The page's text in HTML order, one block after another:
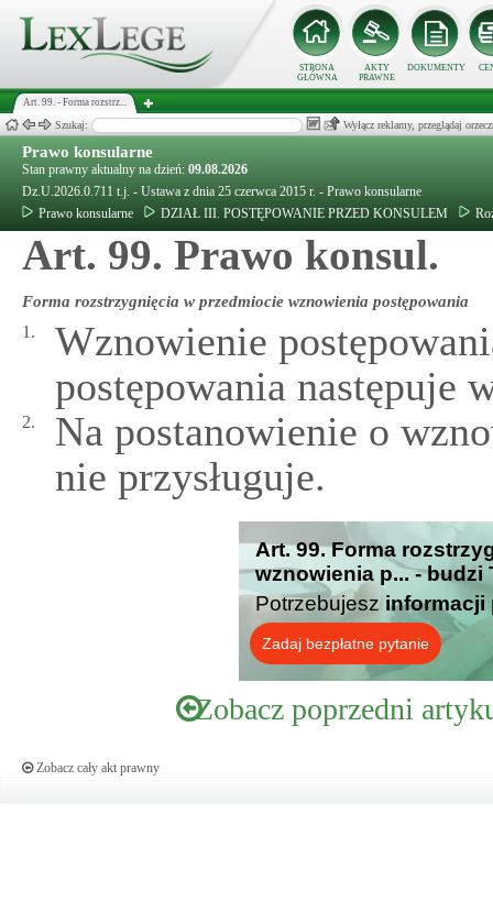
STRONA
GŁÓWNA
AKTY
PRAWNE
DOKUMENTY
Art. 99. - Forma rozstrz...
Szukaj: Wyłącz reklamy, przeglądaj
Prawo konsularne
Stan prawny aktualny na dzień: 09.08.2026
Dz.U.2026.0.711 t.j. - Ustawa z dnia 25 czerwca 2015 r. - Prawo konsularne
Prawo konsularne
DZIAŁ III. POSTĘPOWANIE PRZED KONSULEM
Art. 99. Prawo konsul.
Forma rozstrzygnięcia w przedmiocie wznowienia postępowania
1.
Wznowienie
postępowania następuje
2.
Na postanowienie o
nie przysługuje.
Art. 99. Forma
wznowienia p... - budzi
Potrzebujesz informacji
Zadaj bezpłatne pytanie
Zobacz poprzedni
Zobacz cały akt prawny